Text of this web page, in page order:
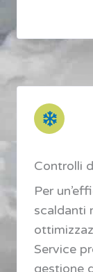
Controlli
Per
scaldanti
Service
gestione